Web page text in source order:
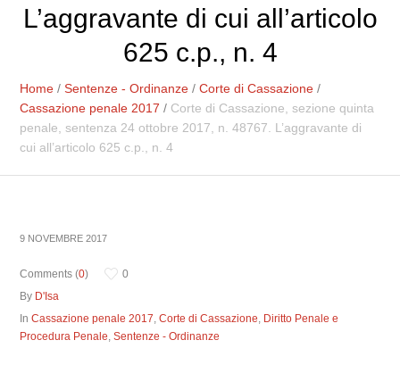
L’aggravante di cui all’articolo
625 c.p., n. 4
Home /Sentenze - Ordinanze /Corte di Cassazione /
Cassazione penale 2017 / Corte di Cassazione, sezione quinta
penale, sentenza 24 ottobre 2017, n. 48767. L’aggravante di
cui all’articolo 625 c.p., n. 4
9 NOVEMBRE 2017
Comments (0)
0
By D'Isa
InCassazione penale 2017,Corte di Cassazione, Diritto Penale e
Procedura Penale,Sentenze - Ordinanze